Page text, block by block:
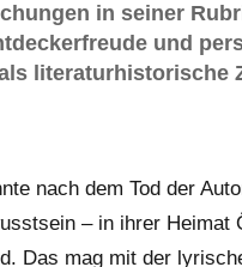
in seiner
und
literaturhistorische
nach dem Tod der
– in ihrer
Das mag mit der